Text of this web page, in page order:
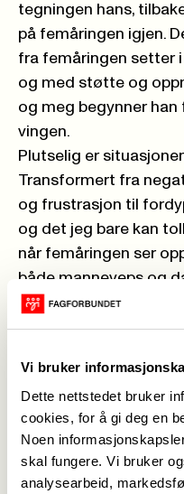
Vi bruker
Dette nettstedet bruker
cookies, for å gi deg en
Noen
skal fungere. Vi bruker
analysearbeid,
tegningen hans,
på femåringen igjen.
fra femåringen setter
og med støtte og
og meg begynner
vingen.
Plutselig er
Transformert fra
og frustrasjon til
og det jeg bare kan
når femåringen ser
både manneveps og
"Birgitte! Jeg kan klare
Sammen om
guttene. Vi er
tredje; noe som
Vi er sammen om å
dette tredje. Vi er
ser, sammen om